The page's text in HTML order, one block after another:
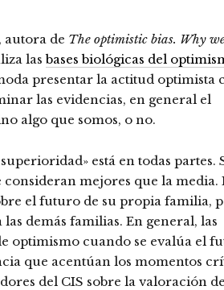
autora de The optimistic bias. Why
lasbases biológicas del
presentar la actitud optimista
las evidencias, en general el
algo que somos, o no.
está en todas partes.
mejores que la media.
el futuro de su propia familia,
demás familias. En general, las
optimismo cuando se evalúa el
que acentúan los momentos
del CIS sobre la valoración